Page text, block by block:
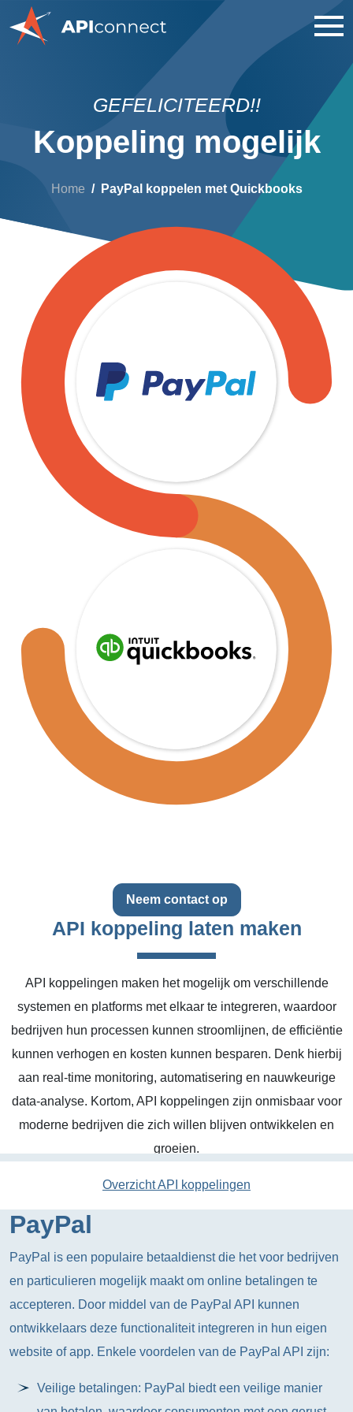
GEFELICITEERD!!
Koppeling mogelijk
Home PayPal koppelen met Quickbooks
Neem contact op
API koppeling laten maken
API koppelingen maken het mogelijk om verschillende
systemen en platforms met elkaar te integreren, waardoor
bedrijven hun processen kunnen stroomlijnen, de efficiëntie
kunnen verhogen en kosten kunnen besparen. Denk hierbij
aan real-time monitoring, automatisering en nauwkeurige
data-analyse. Kortom, API koppelingen zijn onmisbaar voor
moderne bedrijven die zich willen blijven ontwikkelen en
groeien.
Overzicht API koppelingen
PayPal
PayPal is een populaire betaaldienst die het voor bedrijven
en particulieren mogelijk maakt om online betalingen te
accepteren. Door middel van de PayPal API kunnen
ontwikkelaars deze functionaliteit integreren in hun eigen
website of app. Enkele voordelen van de PayPal API zijn:
Veilige betalingen: PayPal biedt een veilige manier